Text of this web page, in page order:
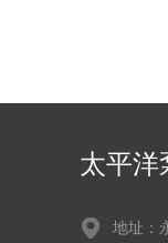
太平洋
地址：